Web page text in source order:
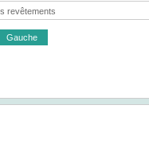
Gauche